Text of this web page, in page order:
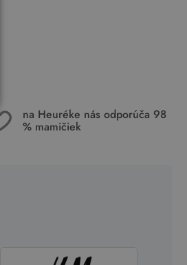
na Heuréke nás odporúča 98
% mamičiek